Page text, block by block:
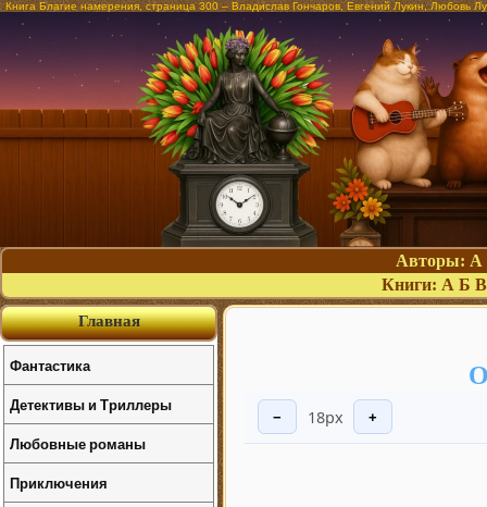
Книга Благие намерения, страница 300 – Владислав Гончаров, Евгений Лукин, Любовь
Авторы: А
Книги: А Б В
− 18px +
Главная
Фантастика
Детективы и Триллеры
Любовные романы
Приключения